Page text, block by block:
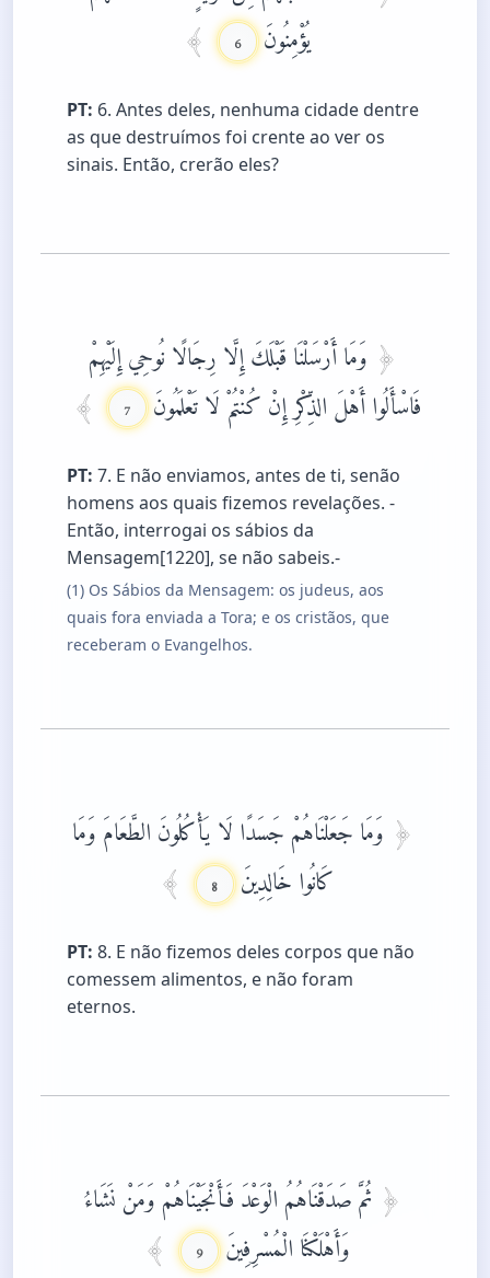
يُؤْمِنُونَ 6
PT: 6. Antes deles, nenhuma cidade dentre
as que destruímos foi crente ao ver os
sinais. Então, crerão eles?
وَمَا أَرْسَلْنَا قَبْلَكَ إِلَّا رِجَالًا نُوحِي إِلَيْهِمْ
فَاسْأَلُوا أَهْلَ الذِّكْرِ إِنْ كُنْتُمْ لَا تَعْلَمُونَ 7
PT: 7. E não enviamos, antes de ti, senão
homens aos quais fizemos revelações. -
Então, interrogai os sábios da
Mensagem[1220], se não sabeis.-
(1) Os Sábios da Mensagem: os judeus, aos
quais fora enviada a Tora; e os cristãos, que
receberam o Evangelhos.
وَمَا جَعَلْنَاهُمْ جَسَدًا لَا يَأْكُلُونَ الطَّعَامَ وَمَا
كَانُوا خَالِدِينَ 8
PT: 8. E não fizemos deles corpos que não
comessem alimentos, e não foram
eternos.
ثُمَّ صَدَقْنَاهُمُ الْوَعْدَ فَأَنْجَيْنَاهُمْ وَمَنْ نَشَاءُ
وَأَهْلَكْنَا الْمُسْرِفِينَ 9